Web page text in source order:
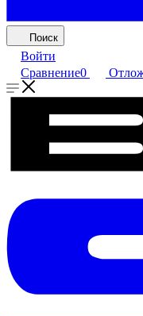
Поиск
Войти
Сравнение0